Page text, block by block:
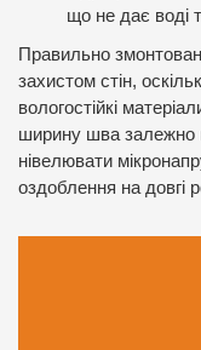
що не дає воді
Правильно
захистом стін,
вологостійкі
ширину шва залежно
нівелювати
оздоблення на довгі